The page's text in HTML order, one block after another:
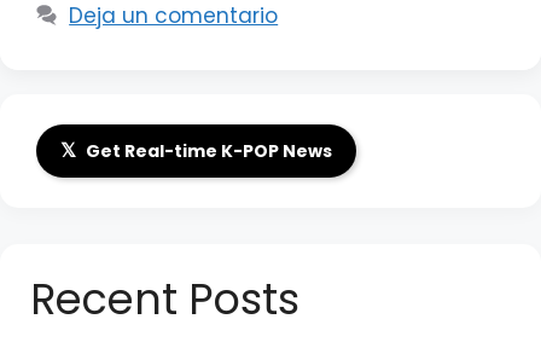
Deja un comentario
𝕏 Get Real-time K-POP News
Recent Posts